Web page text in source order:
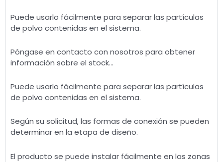
Puede usarlo fácilmente para separar las partículas
de polvo contenidas en el sistema.
Póngase en contacto con nosotros para obtener
información sobre el stock…
Puede usarlo fácilmente para separar las partículas
de polvo contenidas en el sistema.
Según su solicitud, las formas de conexión se pueden
determinar en la etapa de diseño.
El producto se puede instalar fácilmente en las zonas